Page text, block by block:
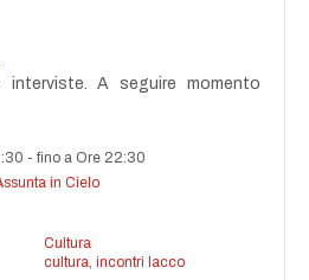
A seguire momento
-fino a Ore 22:30
in Cielo
Cultura
cultura incontri lacco